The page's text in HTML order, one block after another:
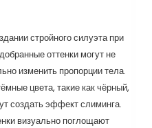
стройного силуэта при
оттенки могут не
изменить пропорции тела.
цвета, такие как чёрный,
создать эффект слиминга.
визуально поглощают